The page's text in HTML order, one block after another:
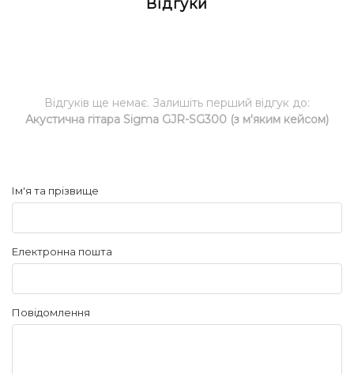
Відгуки
Відгуків ще немає. Залишіть перший відгук до:
Акустична гітара Sigma GJR-SG300 (з м'яким кейсом)
Ім'я та прізвище
Електронна пошта
Повідомлення